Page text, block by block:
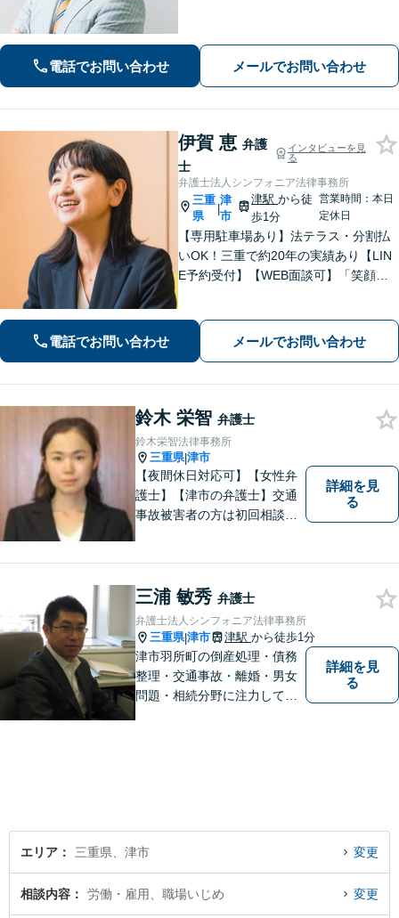
数【借金・債務整理】自己破産で、借
金を0にできる可能性があります。
電話でお問い合わせ メールでお問い合わせ
伊賀 恵 弁護
士
インタビューを見
る
弁護士法人シンフォニア法律事務所
三重
県
|
津
市
津駅から徒
歩1分
営業時間：本日
定休日
【専用駐車場あり】法テラス・分割払
いOK！三重で約20年の実績あり【LIN
E予約受付】【WEB面談可】「笑顔に
性別・年代問わず実績豊富【借金】家
計全体を見直すプランをご提案
電話でお問い合わせ メールでお問い合わせ
鈴木 栄智 弁護士
鈴木栄智法律事務所
三重県|津市
【夜間休日対応可】【女性弁
護士】【津市の弁護士】交通
事故被害者の方は初回相談無
詳細を見
る
三浦 敏秀 弁護士
弁護士法人シンフォニア法律事務所
三重県|津市 津駅 から徒歩1分
津市羽所町の倒産処理・債務
整理・交通事故・離婚・男女
問題・相続分野に注力してい
詳細を見
る
エリア 三重県、津市 変更
相談内容 労働・雇用、職場いじめ 変更